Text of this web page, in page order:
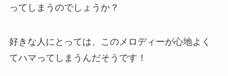
ってしまうのでしょうか？
好きな人にとっては、このメロディーが心地よく
てハマってしまうんだそうです！